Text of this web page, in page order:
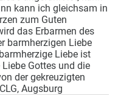
kann ich gleichsam in
zum Guten
das Erbarmen des
barmherzigen Liebe
Liebe ist
Gottes und die
der gekreuzigten
Augsburg